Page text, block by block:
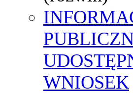
WNIOSEK